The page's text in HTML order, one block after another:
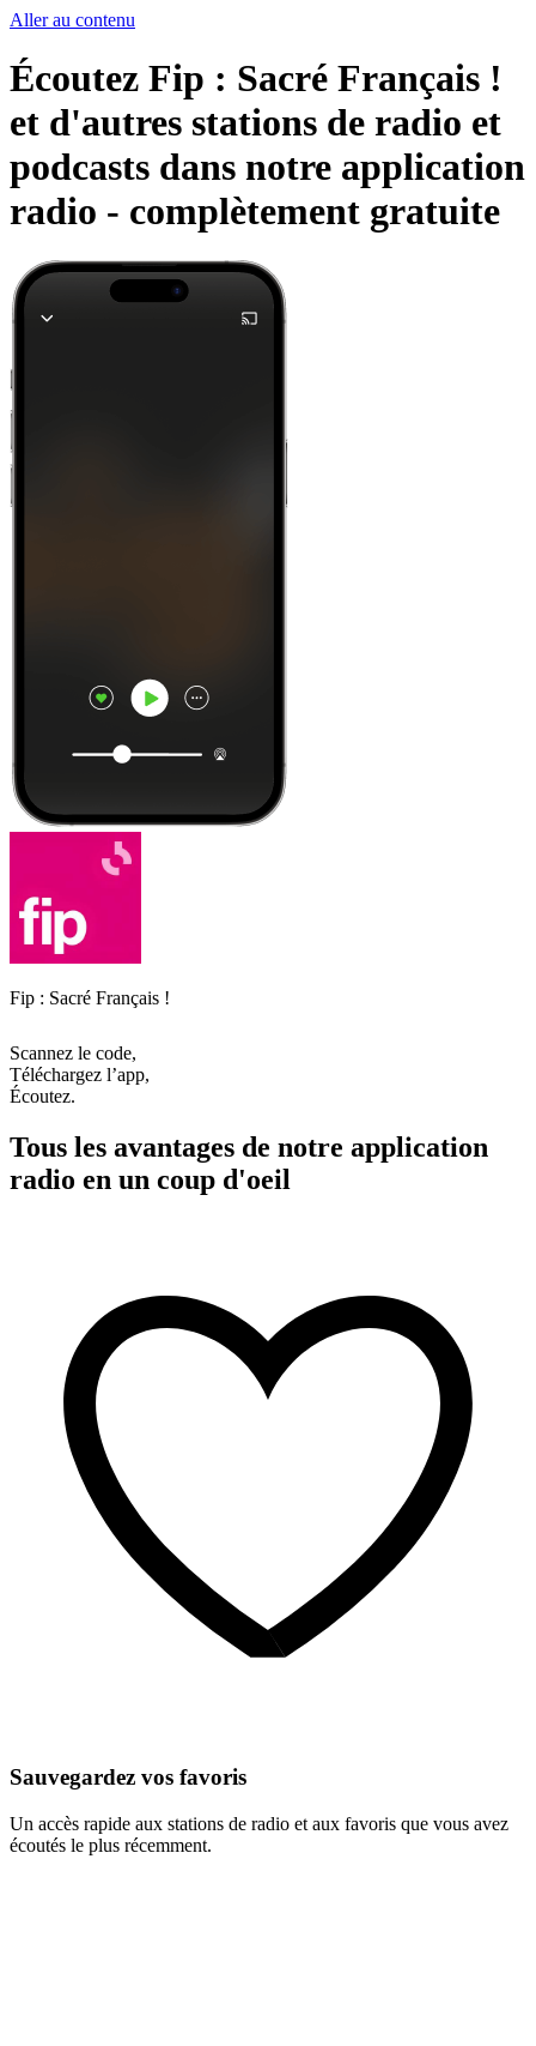
Aller au contenu
Écoutez Fip : Sacré Français !
et d'autres stations de radio et
podcasts dans notre application
radio - complètement gratuite
Fip : Sacré Français !
Scannez le code,
Téléchargez l’app,
Écoutez.
Tous les avantages de notre application
radio en un coup d'oeil
Sauvegardez vos favoris
Un accès rapide aux stations de radio et aux favoris que vous avez
écoutés le plus récemment.